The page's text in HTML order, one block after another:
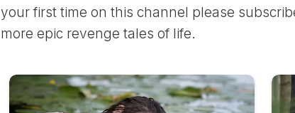
15
ЛУННЫЙ
ДЕНЬ
ЛУННЫЙ
ДЕНЬ
И
ОГОРОДНИКА
ЛУННЫЙ
КАЛЕНДАРЬ
your first time on this channel please
more epic revenge tales of life.